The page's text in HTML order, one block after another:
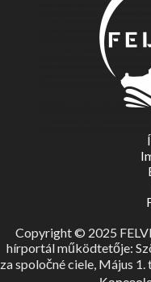
Copyright © 2025
hírportál működtetője:
za spoločné ciele, Május